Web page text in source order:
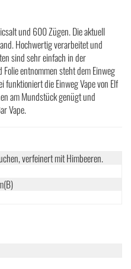
und 600 Zügen. Die aktuell
Hochwertig verarbeitet und
sind sehr einfach in der
entnommen steht dem Einweg
funktioniert die Einweg Vape von Elf
am Mundstück genügt und
Vape.
verfeinert mit Himbeeren.